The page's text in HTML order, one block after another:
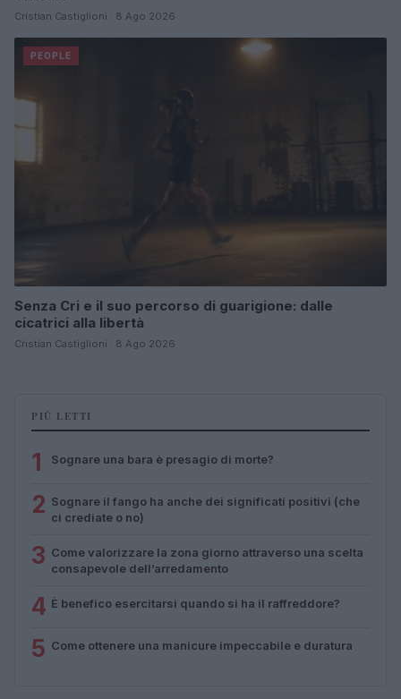
Cristian Castiglioni · 8 Ago 2026
PEOPLE
Senza Cri e il suo percorso di guarigione: dalle
cicatrici alla libertà
Cristian Castiglioni · 8 Ago 2026
PIÙ LETTI
1 Sognare una bara è presagio di morte?
2 Sognare il fango ha anche dei significati positivi (che
ci crediate o no)
3 Come valorizzare la zona giorno attraverso una scelta
consapevole dell’arredamento
4 È benefico esercitarsi quando si ha il raffreddore?
5 Come ottenere una manicure impeccabile e duratura